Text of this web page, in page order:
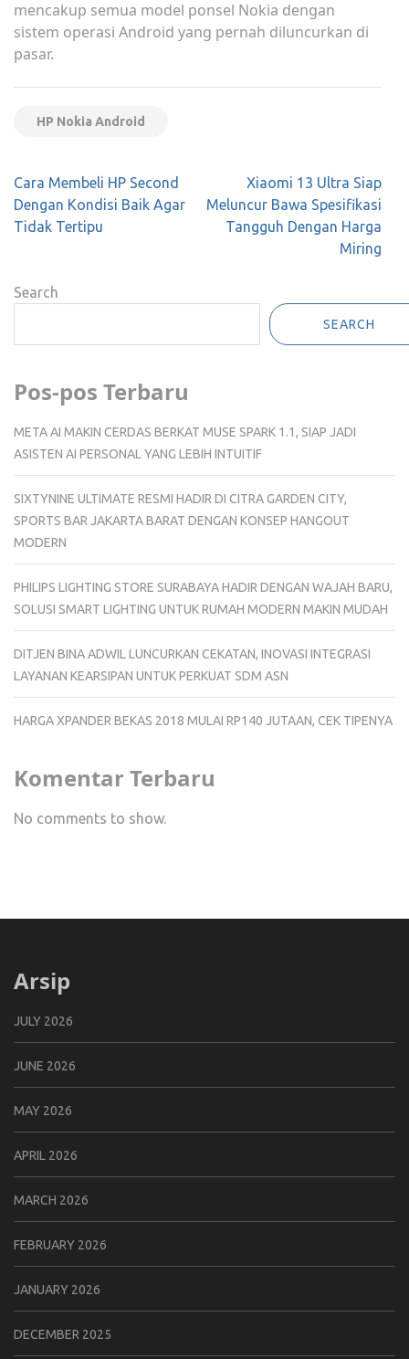
mencakup semua model ponsel Nokia dengan
sistem operasi Android yang pernah diluncurkan di
pasar.
HP Nokia Android
Post
navigation
Cara Membeli HP Second
Dengan Kondisi Baik Agar
Tidak Tertipu
Xiaomi 13 Ultra Siap
Meluncur Bawa Spesifikasi
Tangguh Dengan Harga
Miring
Search
SEARCH
Pos-pos Terbaru
META AI MAKIN CERDAS BERKAT MUSE SPARK 1.1, SIAP JADI
ASISTEN AI PERSONAL YANG LEBIH INTUITIF
SIXTYNINE ULTIMATE RESMI HADIR DI CITRA GARDEN CITY,
SPORTS BAR JAKARTA BARAT DENGAN KONSEP HANGOUT
MODERN
PHILIPS LIGHTING STORE SURABAYA HADIR DENGAN WAJAH BARU,
SOLUSI SMART LIGHTING UNTUK RUMAH MODERN MAKIN MUDAH
DITJEN BINA ADWIL LUNCURKAN CEKATAN, INOVASI INTEGRASI
LAYANAN KEARSIPAN UNTUK PERKUAT SDM ASN
HARGA XPANDER BEKAS 2018 MULAI RP140 JUTAAN, CEK TIPENYA
Komentar Terbaru
No comments to show.
Arsip
JULY 2026
JUNE 2026
MAY 2026
APRIL 2026
MARCH 2026
FEBRUARY 2026
JANUARY 2026
DECEMBER 2025